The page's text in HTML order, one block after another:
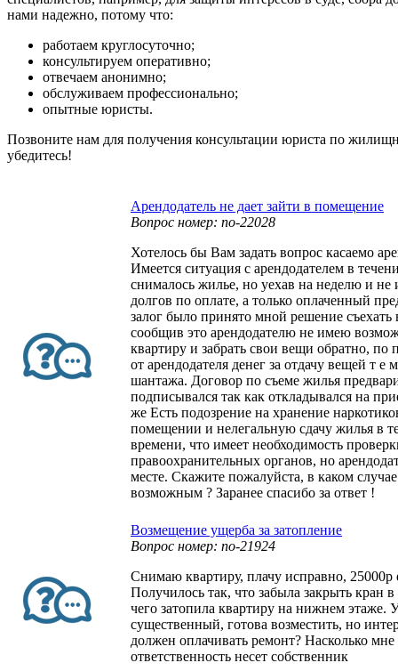
нами надежно, потому что:
работаем круглосуточно;
консультируем оперативно;
отвечаем анонимно;
обслуживаем профессионально;
опытные юристы.
Позвоните нам для получения консультации юриста по
убедитесь!
Арендодатель не дает зайти в помещение
Вопрос номер: no-22028
Хотелось бы Вам задать вопрос касаемо
Имеется ситуация с арендодателем в
снималось жилье, но уехав на неделю и не
долгов по оплате, а только оплаченный
залог было принято мной решение съехать
сообщив это арендодателю не имею
квартиру и забрать свои вещи обратно, по
от арендодателя денег за отдачу вещей т е
шантажа. Договор по съеме жилья
подписывался так как откладывался на
же Есть подозрение на хранение
помещении и нелегальную сдачу жилья в
времени, что имеет необходимость
правоохранительных органов, но
месте. Скажите пожалуйста, в каком случае
возможным ? Заранее спасибо за ответ !
Возмещение ущерба за затопление
Вопрос номер: no-21924
Снимаю квартиру, плачу исправно, 25000р
Получилось так, что забыла закрыть кран в
чего затопила квартиру на нижнем этаже.
существенный, готова возместить, но
должен оплачивать ремонт? Насколько мне
ответственность несет собственник